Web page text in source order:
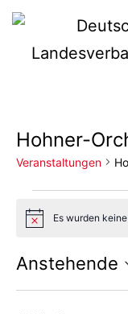
Zum
Deutscher
Harmonika-
Hohner-
Veranstaltungen
HinweisEs wurden
Anstehende
Datum